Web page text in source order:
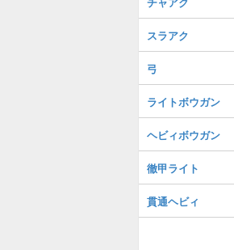
スラアク
弓
ライトボウガン
ヘビィボウガン
徹甲ライト
貫通ヘビィ